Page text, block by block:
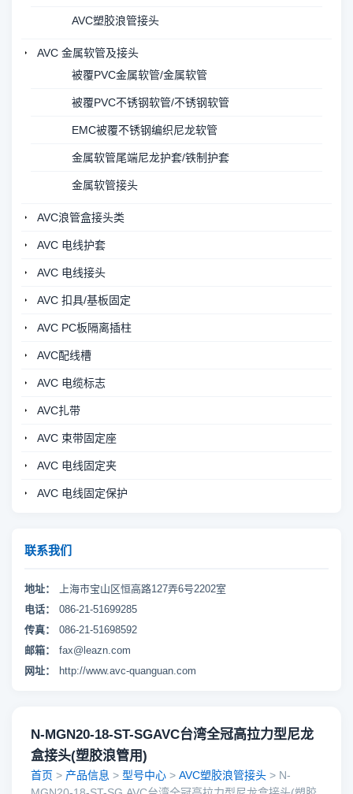
AVC塑胶浪管接头
AVC 金属软管及接头
被覆PVC金属软管/金属软管
被覆PVC不锈钢软管/不锈钢软管
EMC被覆不锈钢编织尼龙软管
金属软管尾端尼龙护套/铁制护套
金属软管接头
AVC浪管盒接头类
AVC 电线护套
AVC 电线接头
AVC 扣具/基板固定
AVC PC板隔离插柱
AVC配线槽
AVC 电缆标志
AVC扎带
AVC 束带固定座
AVC 电线固定夹
AVC 电线固定保护
联系我们
地址：
上海市宝山区恒高路127弄6号2202室
电话：
086-21-51699285
传真：
086-21-51698592
邮箱：
fax@leazn.com
网址：
http://www.avc-quanguan.com
N-MGN20-18-ST-SGAVC台湾全冠高拉力型尼龙
盒接头(塑胶浪管用)
首页 > 产品信息 > 型号中心 > AVC塑胶浪管接头 > N-